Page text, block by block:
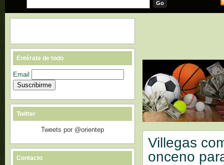
Villegas
onceno
Entérate de todo
Email
Twitter
Tweets por @orientep
Contacto